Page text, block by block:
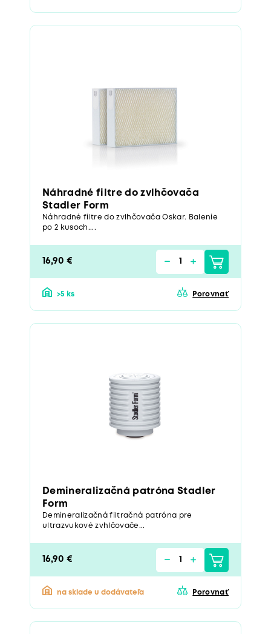
Náhradné filtre do zvlhčovača
Stadler Form
Náhradné filtre do zvlhčovača Oskar. Balenie
po 2 kusoch....
16,90 €
>5 ks Porovnať
Demineralizačná patróna Stadler
Form
Demineralizačná filtračná patróna pre
ultrazvukové zvhlčovače...
16,90 €
na sklade u dodávateľa Porovnať